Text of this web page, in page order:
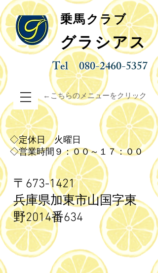
乗馬クラブ
グラシアス
Tel080-2460-5357
◇定休日 火曜日
◇営業時間９：００～１７：００
〒673-1421
兵庫県加東市山国字東
野2014番634
←こちらのメニューをクリック